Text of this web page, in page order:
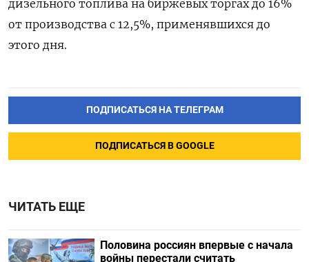
дизельного топлива на биржевых торгах до 16%
от производства с 12,5%, применявшихся до
этого дня.
ПОДПИСАТЬСЯ НА ТЕЛЕГРАМ
ПОДПИСАТЬСЯ В GOOGLE
ЧИТАТЬ ЕЩЕ
Половина россиян впервые с начала
войны перестали считать